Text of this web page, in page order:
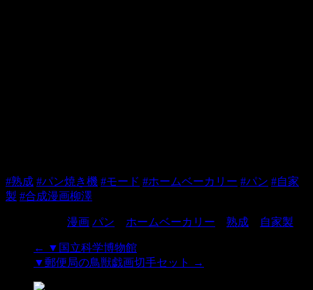
#熟成 #パン焼き機 #モード #ホームベーカリー #パン #自家
製 #合成漫画柳澤
漫画 パン ホームベーカリー 熟成 自家製
← ▼国立科学博物館
▼郵便局の鳥獣戯画切手セット
→